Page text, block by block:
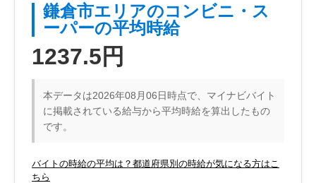
鎌倉市エリアのコンビニ・ス
ーパーの平均時給
1237.5円
本データは2026年08月06日時点で、マイナビバイト
に掲載されている給与から平均時給を算出したもの
です。
バイトの時給の平均は？都道府県別の時給が気になる方はこ
ちら